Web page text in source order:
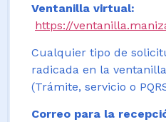
Ventanilla virtual:
https://
Cualquier tipo de
radicada en la
(Trámite, servicio o
Correo para la